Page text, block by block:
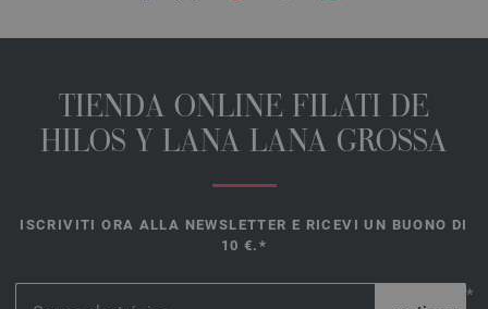
134-amarillo | EAN: 4033493290968
135-manzana verde | EAN: 4033493290975
138-rosas rojas | EAN: 4033493311427
140-canela | EAN: 4033493311441
TIENDA ONLINE FILATI DE
HILOS Y LANA LANA GROSSA
ISCRIVITI ORA ALLA NEWSLETTER E RICEVI UN BUONO DI
10 €.*
*